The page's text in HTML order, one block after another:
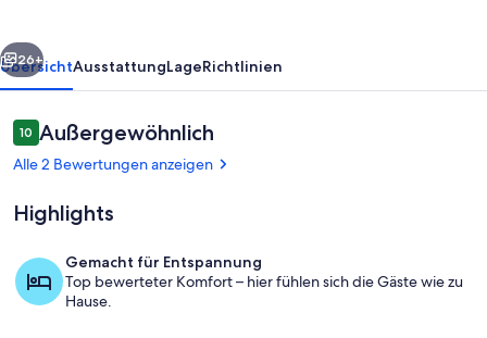
vom
Balkon
Weiter
26+
ÜbersichtAusstattungLageRichtlinien
Bewertungen
1010 von 10.
Außergewöhnlich
Alle 2 Bewertungen anzeigen
Highlights
Gemacht für Entspannung
Top bewerteter Komfort – hier fühlen sich die Gäste wie zu
Hause.